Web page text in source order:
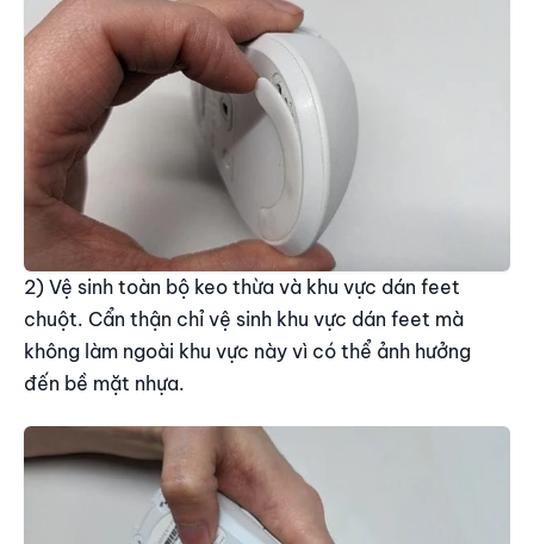
2) Vệ sinh toàn bộ keo thừa và khu vực dán feet
chuột. Cẩn thận chỉ vệ sinh khu vực dán feet mà
không làm ngoài khu vực này vì có thể ảnh hưởng
đến bề mặt nhựa.